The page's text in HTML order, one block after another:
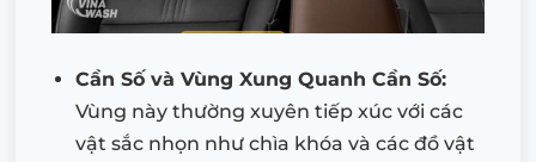
Cần Số và Vùng Xung Quanh Cần Số:
Vùng này thường xuyên tiếp xúc với các
vật sắc nhọn như chìa khóa và các đồ vật